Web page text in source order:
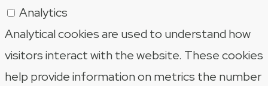
Analytics
Analytical cookies are used to understand how
visitors interact with the website. These cookies
help provide information on metrics the number